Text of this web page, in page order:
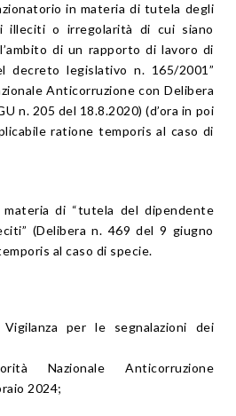
in materia di tutela degli
illeciti o irregolarità di cui siano
di un rapporto di lavoro di
decreto legislativo n. 165/2001”
Anticorruzione con Delibera
n. 205 del 18.8.2020) (d’ora in poi
ratione temporis al caso di
di “tutela del dipendente
(Delibera n. 469 del 9 giugno
al caso di specie.
per le segnalazioni dei
Nazionale Anticorruzione
2024;